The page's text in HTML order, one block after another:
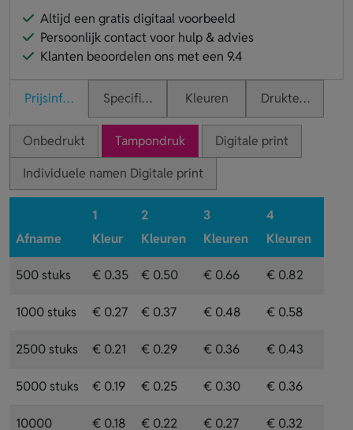
Altijd een gratis digitaal voorbeeld
Persoonlijk contact voor hulp & advies
Klanten beoordelen ons met een 9.4
PrijsinformatieSpecificaties Kleuren Druktechnieken
Onbedrukt Tampondruk
Digitale print
Individuele namen Digitale print
Afname
1
Kleur
2
Kleuren
3
Kleuren
4
Kleuren
500 stuks € 0.35 € 0.50 € 0.66 € 0.82
1000 stuks € 0.27 € 0.37 € 0.48 € 0.58
2500 stuks € 0.21 € 0.29 € 0.36 € 0.43
5000 stuks € 0.19 € 0.25 € 0.30 € 0.36
10000
€ 0.18 € 0.22 € 0.27 € 0.32